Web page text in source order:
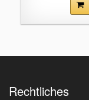
Rechtliches